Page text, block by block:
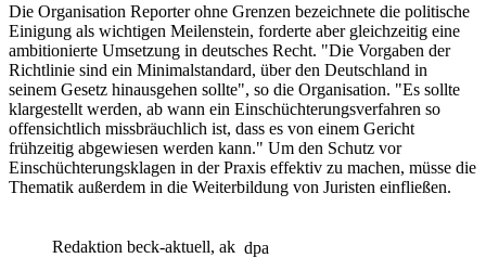
Die Organisation Reporter ohne Grenzen bezeichnete die politische
Einigung als wichtigen Meilenstein, forderte aber gleichzeitig eine
ambitionierte Umsetzung in deutsches Recht. "Die Vorgaben der
Richtlinie sind ein Minimalstandard, über den Deutschland in
seinem Gesetz hinausgehen sollte", so die Organisation. "Es sollte
klargestellt werden, ab wann ein Einschüchterungsverfahren so
offensichtlich missbräuchlich ist, dass es von einem Gericht
frühzeitig abgewiesen werden kann." Um den Schutz vor
Einschüchterungsklagen in der Praxis effektiv zu machen, müsse die
Thematik außerdem in die Weiterbildung von Juristen einfließen.
Redaktion beck-aktuell, ak dpa